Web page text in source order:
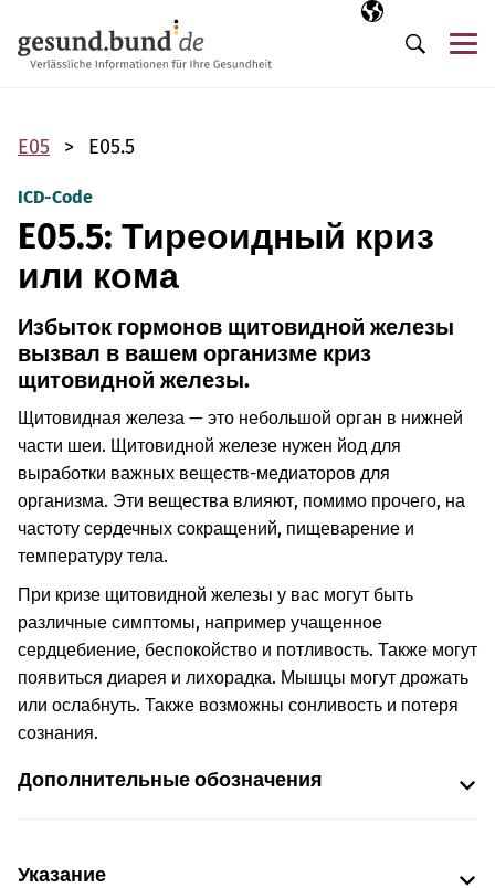
Выбранный
RU
Поиск
E05 E05.5
ICD-Code
E05.5: Тиреоидный криз
или кома
Избыток гормонов щитовидной железы
вызвал в вашем организме криз
щитовидной железы.
Щитовидная железа — это небольшой орган в нижней
части шеи. Щитовидной железе нужен йод для
выработки важных веществ-медиаторов для
организма. Эти вещества влияют, помимо прочего, на
частоту сердечных сокращений, пищеварение и
температуру тела.
При кризе щитовидной железы у вас могут быть
различные симптомы, например учащенное
сердцебиение, беспокойство и потливость. Также могут
появиться диарея и лихорадка. Мышцы могут дрожать
или ослабнуть. Также возможны сонливость и потеря
сознания.
Дополнительные обозначения
Указание